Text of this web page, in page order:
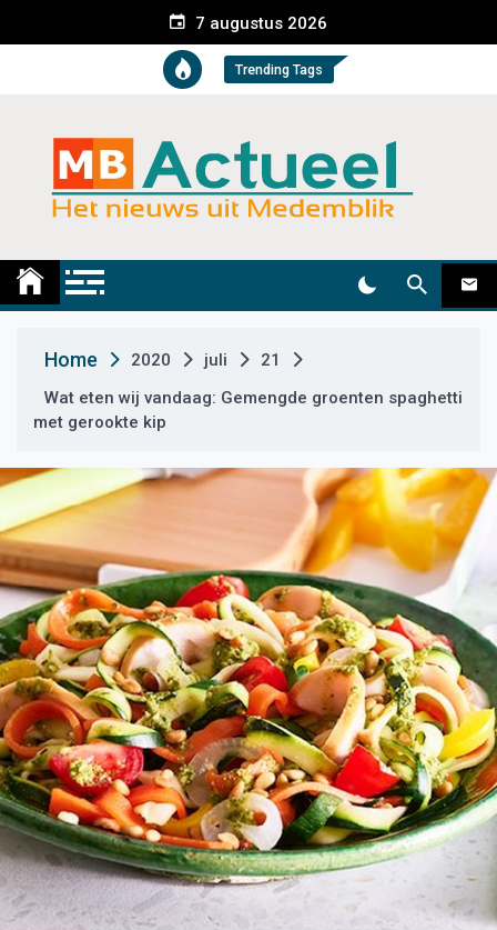
e
t
7 augustus 2026
Trending Tags
Medemblik Actueel
Home 2020 juli
21
Wat eten wij vandaag: Gemengde groenten spaghetti
met gerookte kip